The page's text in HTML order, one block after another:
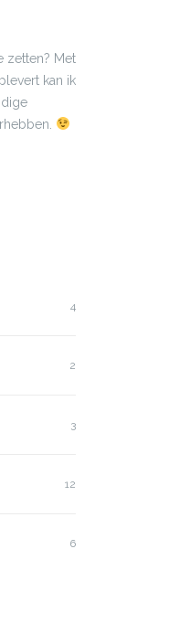
zetten? Met
kan ik
4
2
3
12
6